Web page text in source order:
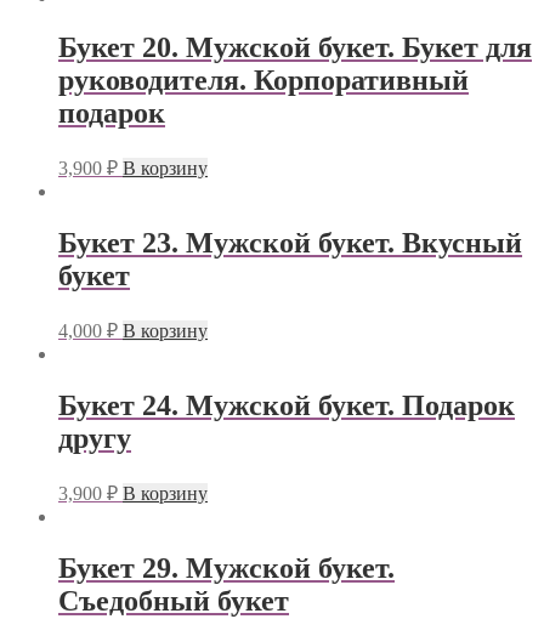
Букет 20. Мужской букет. Букет для
руководителя. Корпоративный
подарок
3,900 ₽ В корзину
Букет 23. Мужской букет. Вкусный
букет
4,000 ₽ В корзину
Букет 24. Мужской букет. Подарок
другу
3,900 ₽ В корзину
Букет 29. Мужской букет.
Съедобный букет